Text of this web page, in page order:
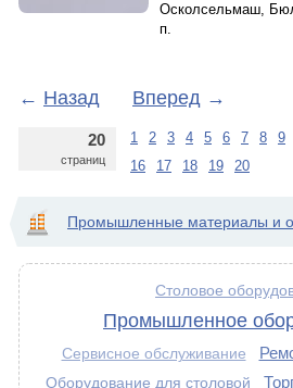
Осколсельмаш,
п.
← Назад Вперед →
20
страниц
1 2 3 4 5 6 7 8 9
16
17 18 19 20
Промышленные материалы и
Столовое
Промышленное
Сервисное обслуживание
Оборудование для столовой